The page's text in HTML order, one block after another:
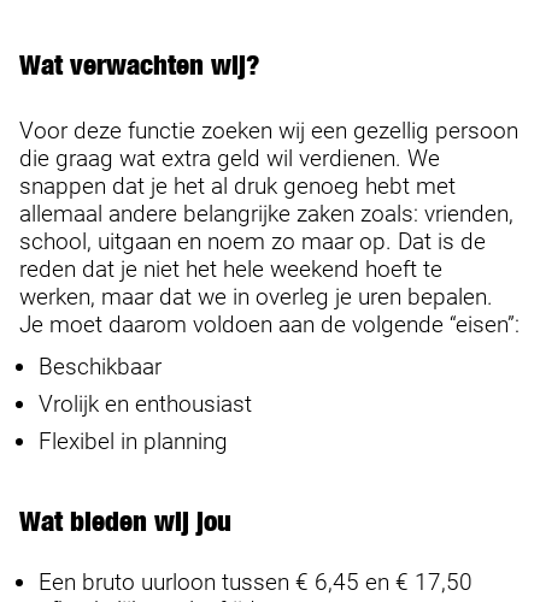
Wat verwachten wij?
Voor deze functie zoeken wij een gezellig persoon
die graag wat extra geld wil verdienen. We
snappen dat je het al druk genoeg hebt met
allemaal andere belangrijke zaken zoals: vrienden,
school, uitgaan en noem zo maar op. Dat is de
reden dat je niet het hele weekend hoeft te
werken, maar dat we in overleg je uren bepalen.
Je moet daarom voldoen aan de volgende “eisen”:
Beschikbaar
Vrolijk en enthousiast
Flexibel in planning
Wat bieden wij jou
Een bruto uurloon tussen € 6,45 en € 17,50